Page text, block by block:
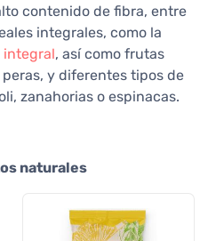
contenido de fibra, entre
integrales, como la
integral, así como frutas
y diferentes tipos de
zanahorias o espinacas.
naturales